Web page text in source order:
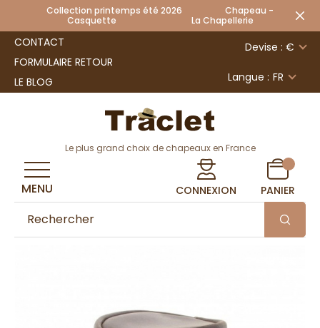
Collection printemps été 2026 Chapeau -
Casquette La Chapellerie
CONTACT
FORMULAIRE RETOUR
LE BLOG
Devise : €
Langue : FR
Le plus grand choix de chapeaux en France
CONNEXION PANIER
MENU